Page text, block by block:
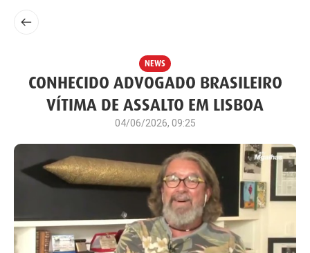
NEWS
CONHECIDO ADVOGADO BRASILEIRO
VÍTIMA DE ASSALTO EM LISBOA
04/06/2026, 09:25